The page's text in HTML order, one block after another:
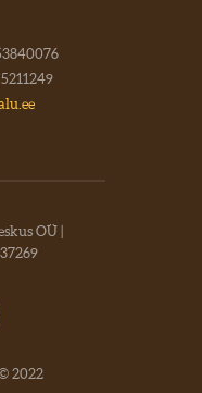
OÜ |
2022